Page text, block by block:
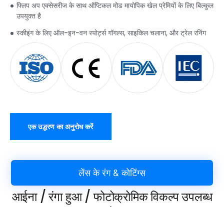
फ्लिप अप एक्सेसरीज के साथ ऑप्टिकल मोड मायोपिक खेल प्रेमियों के लिए बिल्कुल
उपयुक्त है
स्कीइंग के लिए ऑल-इन-वन स्पोर्ट्स गॉगल्स, साइकिल चलाना, और ट्रेल रनिंग
एक उद्धरण का अनुरोध करें
लेंस के रंग & कोटिंग्स
आईना / रंगा हुआ / फोटोक्रोमिक विकल्प उपलब्ध